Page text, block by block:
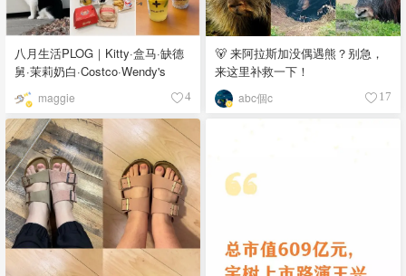
八月生活PLOG｜Kitty·盒马·缺德
舅·茉莉奶白·Costco·Wendy's
maggie 4
🐻 来阿拉斯加没偶遇熊？别急，
来这里补救一下！
abc個c 17